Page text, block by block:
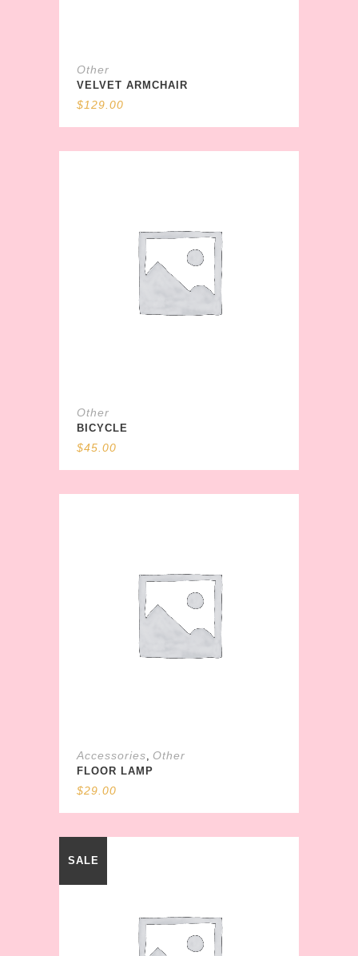
Other
VELVET ARMCHAIR
$129.00
Other
BICYCLE
$45.00
Accessories, Other
FLOOR LAMP
$29.00
SALE